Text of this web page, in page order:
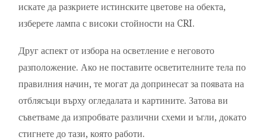
искате да разкриете истинските цветове на обекта,
изберете лампа с високи стойности на CRI.
Друг аспект от избора на осветление е неговото
разположение. Ако не поставите осветителните тела по
правилния начин, те могат да допринесат за появата на
отблясъци върху огледалата и картините. Затова ви
съветваме да изпробвате различни схеми и ъгли, докато
стигнете до тази, която работи.